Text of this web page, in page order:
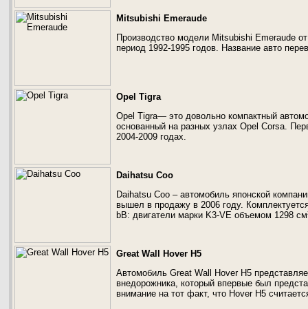
Mitsubishi Emeraude
Производство модели Mitsubishi Emeraude
период 1992-1995 годов. Название авто
Opel Tigra
Opel Tigra— это довольно компактный
основанный на разных узлах Opel Corsa.
2004-2009 годах.
Daihatsu Coo
Daihatsu Coo – автомобиль японской
вышел в продажу в 2006 году.
bB: двигатели марки K3-VE объемом 1298
Great Wall Hover H5
Автомобиль Great Wall Hover H5
внедорожника, который впервые был
внимание на тот факт, что Hover H5